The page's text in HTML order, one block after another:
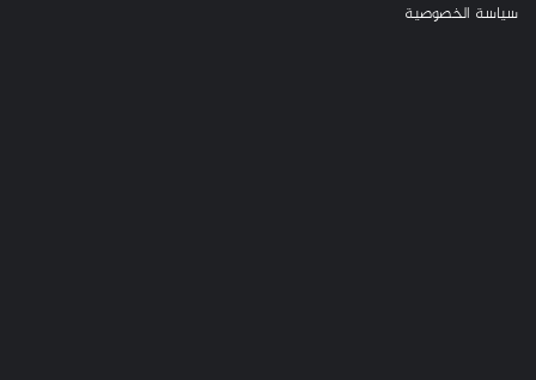
سياسة الخصوصية